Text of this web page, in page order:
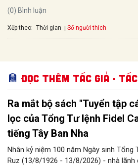
(0) Bình luận
Xếp theo: Thời gian Số người thích
Đọc thêm Tác giả - tác
Ra mắt bộ sách "Tuyển tập
lọc của Tổng Tư lệnh Fidel
tiếng Tây Ban Nha
Nhân kỷ niệm 100 năm Ngày sinh Tổng
Ruz (13/8/1926 - 13/8/2026) - nhà lãnh